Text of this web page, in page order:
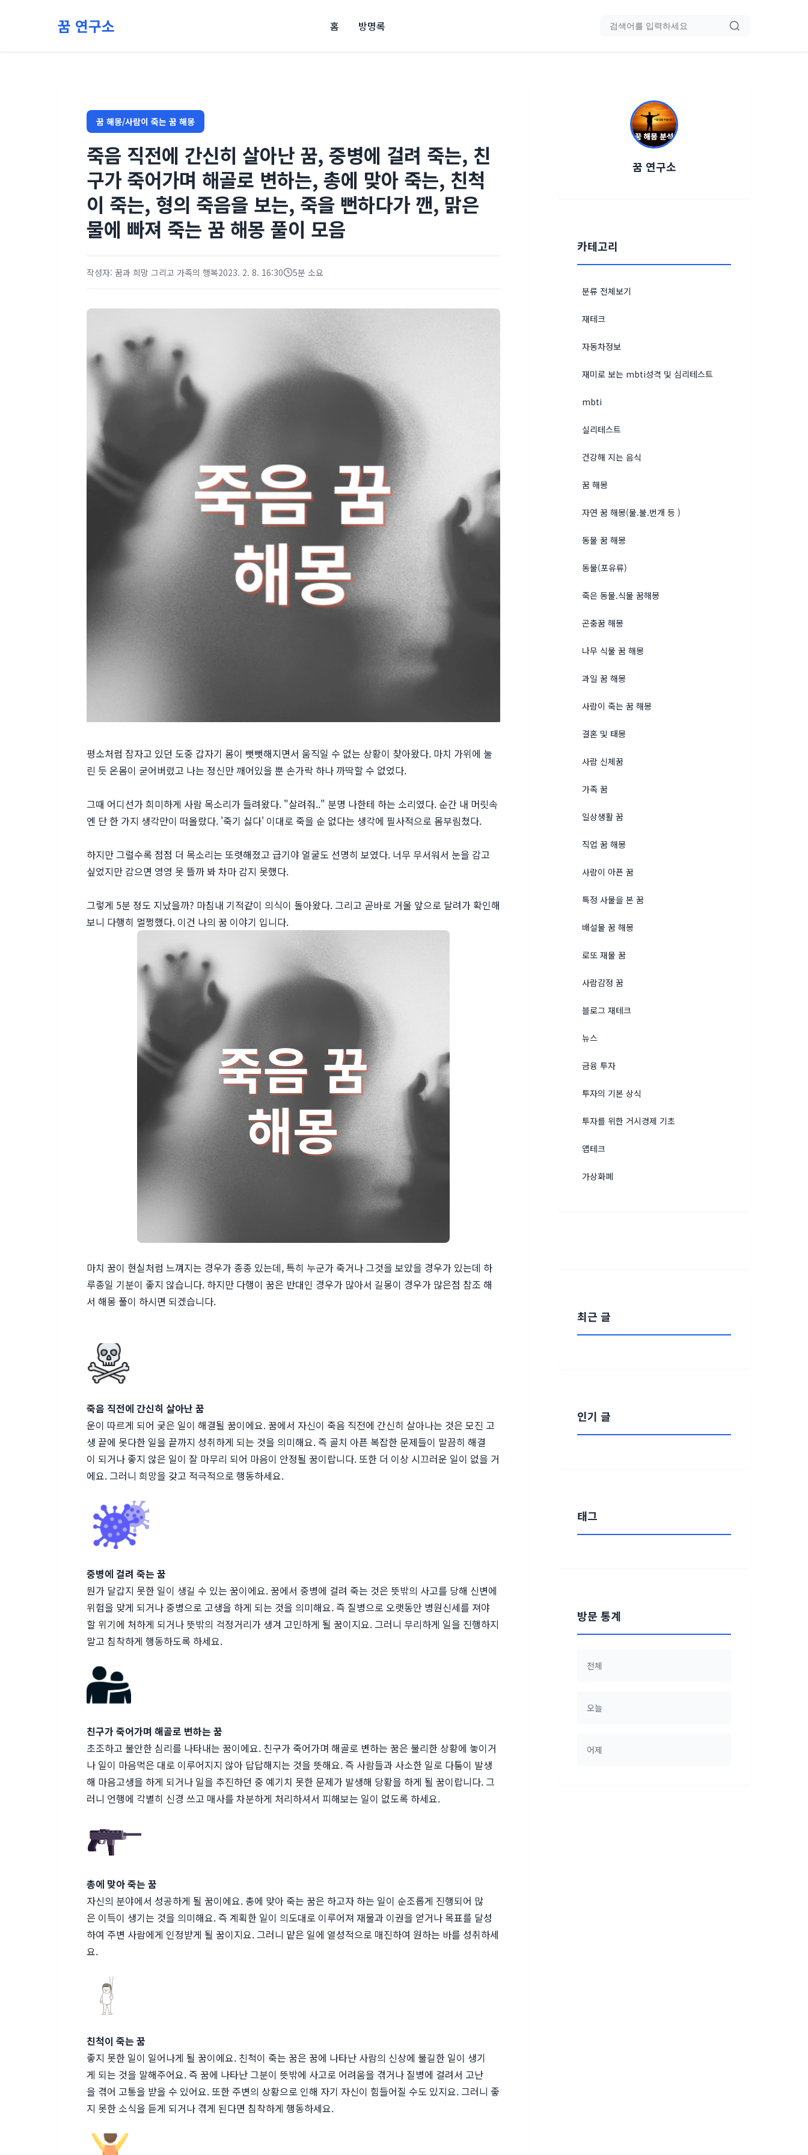
꿈 연구소 홈 방명록 블로그 검색
꿈 해몽/사람이 죽는 꿈 해몽
죽음 직전에 간신히 살아난 꿈, 중병에 걸려 죽는, 친
구가 죽어가며 해골로 변하는, 총에 맞아 죽는, 친척
이 죽는, 형의 죽음을 보는, 죽을 뻔하다가 깬, 맑은
물에 빠져 죽는 꿈 해몽 풀이 모음
작성자: 꿈과 희망 그리고 가족의 행복2023. 2. 8. 16:30 5분 소요
평소처럼 잠자고 있던 도중 갑자기 몸이 뻣뻣해지면서 움직일 수 없는 상황이 찾아왔다. 마치 가위에 눌
린 듯 온몸이 굳어버렸고 나는 정신만 깨어있을 뿐 손가락 하나 까딱할 수 없었다.
그때 어디선가 희미하게 사람 목소리가 들려왔다. "살려줘.." 분명 나한테 하는 소리였다. 순간 내 머릿속
엔 단 한 가지 생각만이 떠올랐다. '죽기 싫다' 이대로 죽을 순 없다는 생각에 필사적으로 몸부림쳤다.
하지만 그럴수록 점점 더 목소리는 또렷해졌고 급기야 얼굴도 선명히 보였다. 너무 무서워서 눈을 감고
싶었지만 감으면 영영 못 뜰까 봐 차마 감지 못했다.
그렇게 5분 정도 지났을까? 마침내 기적같이 의식이 돌아왔다. 그리고 곧바로 거울 앞으로 달려가 확인해
보니 다행히 멀쩡했다. 이건 나의 꿈 이야기 입니다.
마치 꿈이 현실처럼 느껴지는 경우가 종종 있는데, 특히 누군가 죽거나 그것을 보았을 경우가 있는데 하
루종일 기분이 좋지 않습니다. 하지만 다행이 꿈은 반대인 경우가 많아서 길몽이 경우가 많은점 참조 해
서 해몽 풀이 하시면 되겠습니다.
죽음 직전에 간신히 살아난 꿈
운이 따르게 되어 궂은 일이 해결될 꿈이에요. 꿈에서 자신이 죽음 직전에 간신히 살아나는 것은 모진 고
생 끝에 못다한 일을 끝까지 성취하게 되는 것을 의미해요. 즉 골치 아픈 복잡한 문제들이 말끔히 해결
이 되거나 좋지 않은 일이 잘 마무리 되어 마음이 안정될 꿈이랍니다. 또한 더 이상 시끄러운 일이 없을 거
에요. 그러니 희망을 갖고 적극적으로 행동하세요.
중병에 걸려 죽는 꿈
뭔가 달갑지 못한 일이 생길 수 있는 꿈이에요. 꿈에서 중병에 걸려 죽는 것은 뜻밖의 사고를 당해 신변에
위험을 맞게 되거나 중병으로 고생을 하게 되는 것을 의미해요. 즉 질병으로 오랫동안 병원신세를 져야
할 위기에 처하게 되거나 뜻밖의 걱정거리가 생겨 고민하게 될 꿈이지요. 그러니 무리하게 일을 진행하지
말고 침착하게 행동하도록 하세요.
친구가 죽어가며 해골로 변하는 꿈
초조하고 불안한 심리를 나타내는 꿈이에요. 친구가 죽어가며 해골로 변하는 꿈은 불리한 상황에 놓이거
나 일이 마음먹은 대로 이루어지지 않아 답답해지는 것을 뜻해요. 즉 사람들과 사소한 일로 다툼이 발생
해 마음고생을 하게 되거나 일을 추진하던 중 예기치 못한 문제가 발생해 당황을 하게 될 꿈이랍니다. 그
러니 언행에 각별히 신경 쓰고 매사를 차분하게 처리하셔서 피해보는 일이 없도록 하세요.
총에 맞아 죽는 꿈
자신의 분야에서 성공하게 될 꿈이에요. 총에 맞아 죽는 꿈은 하고자 하는 일이 순조롭게 진행되어 많
은 이득이 생기는 것을 의미해요. 즉 계획한 일이 의도대로 이루어져 재물과 이권을 얻거나 목표를 달성
하여 주변 사람에게 인정받게 될 꿈이지요. 그러니 맡은 일에 열성적으로 매진하여 원하는 바를 성취하세
요.
친척이 죽는 꿈
좋지 못한 일이 일어나게 될 꿈이에요. 친척이 죽는 꿈은 꿈에 나타난 사람의 신상에 불길한 일이 생기
게 되는 것을 말해주어요. 즉 꿈에 나타난 그분이 뜻밖에 사고로 어려움을 겪거나 질병에 걸려서 고난
을 겪어 고통을 받을 수 있어요. 또한 주변의 상황으로 인해 자기 자신이 힘들어질 수도 있지요. 그러니 좋
지 못한 소식을 듣게 되거나 겪게 된다면 침착하게 행동하세요.
꿈 연구소
카테고리
분류 전체보기
재테크
자동차정보
재미로 보는 mbti성격 및 심리테스트
mbti
실리테스트
건강해 지는 음식
꿈 해몽
자연 꿈 해몽(물.불.번개 등 )
동물 꿈 해몽
동물(포유류)
죽은 동물.식물 꿈해몽
곤충꿈 해몽
나무 식물 꿈 해몽
과일 꿈 해몽
사람이 죽는 꿈 해몽
결혼 및 태몽
사람 신체꿈
가족 꿈
일상생활 꿈
직업 꿈 해몽
사람이 아픈 꿈
특정 사물을 본 꿈
배설물 꿈 해몽
로또 재물 꿈
사람감정 꿈
블로그 재테크
뉴스
금융 투자
투자의 기본 상식
투자를 위한 거시경제 기초
앱테크
가상화폐
최근 글
인기 글
태그
방문 통계
전체
오늘
어제